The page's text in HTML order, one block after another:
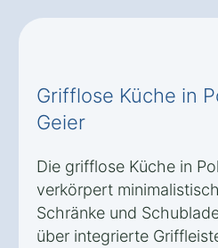
Grifflose Küche in
Geier
Die grifflose Küche in
verkörpert
Schränke und
über integrierte